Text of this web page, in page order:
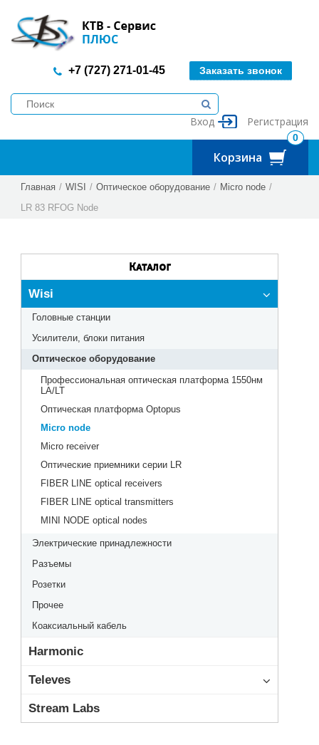
+7 (727) 271-01-45 Заказать звонок
Вход Регистрация
Корзина
0
Главная / WISI / Оптическое оборудование / Micro node /
LR 83 RFOG Node
Каталог
Wisi
Головные станции
Усилители, блоки питания
Оптическое оборудование
Профессиональная оптическая платформа 1550нм
LA/LT
Оптическая платформа Optopus
Micro node
Micro receiver
Оптические приемники серии LR
FIBER LINE optical receivers
FIBER LINE optical transmitters
MINI NODE optical nodes
Электрические принадлежности
Разъемы
Розетки
Прочее
Коаксиальный кабель
Harmonic
Televes
Stream Labs